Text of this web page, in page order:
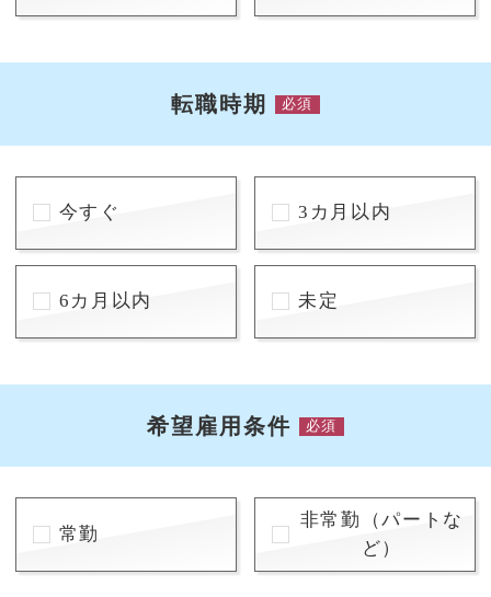
転職時期 必須
今すぐ 3カ月以内
6カ月以内 未定
希望雇用条件 必須
常勤
非常勤（パートな
ど）